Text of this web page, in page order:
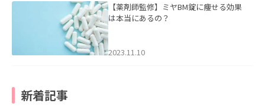
【薬剤師監修】ミヤBM錠に痩せる効果
は本当にあるの？
2023.11.10
新着記事